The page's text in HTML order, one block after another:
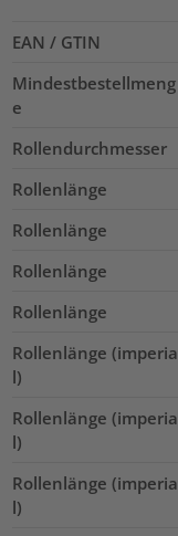
EAN / GTIN
Mindestbestellmeng
e
Rollendurchmesser
Rollenlänge
Rollenlänge
Rollenlänge
Rollenlänge
Rollenlänge (imperia
l)
Rollenlänge (imperia
l)
Rollenlänge (imperia
l)